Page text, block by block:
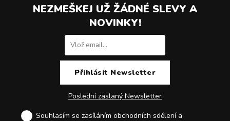
NEZMEŠKEJ UŽ ŽÁDNÉ SLEVY A
NOVINKY!
Poslední zaslaný Newsletter
Souhlasím se zasíláním obchodních sdělení a